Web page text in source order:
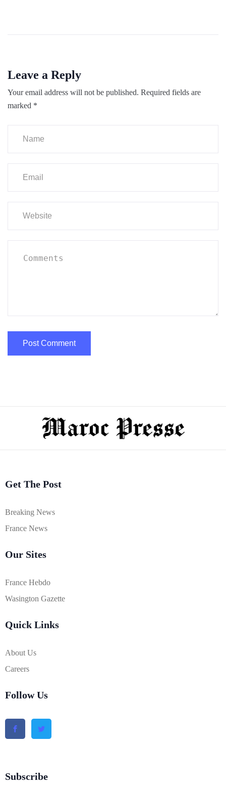
Leave a Reply
Your email address will not be published. Required fields are
marked *
Get The Post
Breaking News
France News
Our Sites
France Hebdo
Wasington Gazette
Quick Links
About Us
Careers
Follow Us
Subscribe